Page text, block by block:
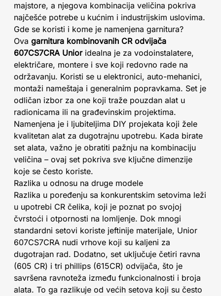
majstore, a njegova kombinacija veličina pokriva
najčešće potrebe u kućnim i industrijskim uslovima.
Gde se koristi i kome je namenjena garnitura?
Ova garnitura kombinovanih CR odvijača
607CS7CRA Unioridealna je za vodoinstalatere,
električare, montere i sve koji redovno rade na
održavanju. Koristi se u elektronici, auto-mehanici,
montaži nameštaja i generalnim popravkama. Set je
odličan izbor za one koji traže pouzdan alat u
radionicama ili na građevinskim projektima.
Namenjena je i ljubiteljima DIY projekata koji žele
kvalitetan alat za dugotrajnu upotrebu. Kada birate
set alata, važno je obratiti pažnju na kombinaciju
veličina – ovaj set pokriva sve ključne dimenzije
koje se često koriste.
Razlika u odnosu na druge modele
Razlika u poređenju sa konkurentskim setovima leži
u upotrebi CR čelika, koji je poznat po svojoj
čvrstoći i otpornosti na lomljenje. Dok mnogi
standardni setovi koriste jeftinije materijale, Unior
607CS7CRA nudi vrhove koji su kaljeni za
dugotrajan rad. Dodatno, set uključuje četiri ravna
(605 CR) i tri phillips (615CR) odvijača, što je
savršena ravnoteža između funkcionalnosti i broja
alata. To ga razlikuje od većih setova koji su često